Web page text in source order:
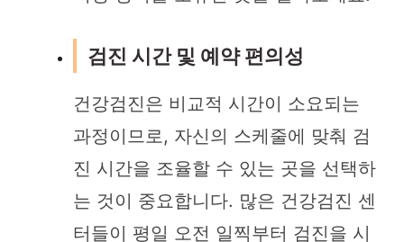
검진 시간 및 예약 편의성
건강검진은 비교적 시간이 소요되는
과정이므로, 자신의 스케줄에 맞춰 검
진 시간을 조율할 수 있는 곳을 선택하
는 것이 중요합니다. 많은 건강검진 센
터들이 평일 오전 일찍부터 검진을 시